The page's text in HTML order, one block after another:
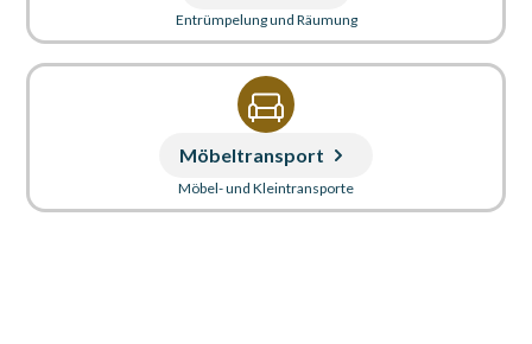
Entrümpelung und Räumung
Möbeltransport
Möbel- und Kleintransporte